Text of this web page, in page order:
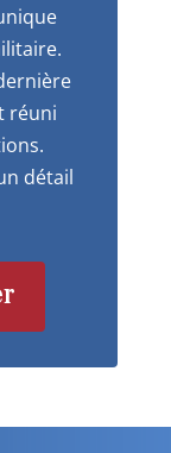
réuni
détail